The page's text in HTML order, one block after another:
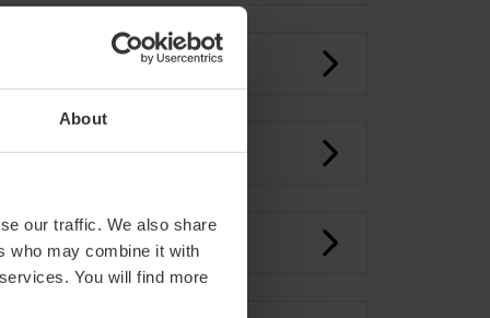
About
our traffic. We also share
who may combine it with
You will find more